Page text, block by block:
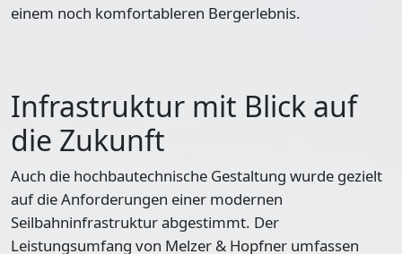
einem noch komfortableren Bergerlebnis.
Infrastruktur mit Blick auf
die Zukunft
Auch die hochbautechnische Gestaltung wurde gezielt
auf die Anforderungen einer modernen
Seilbahninfrastruktur abgestimmt. Der
Leistungsumfang von Melzer & Hopfner umfassen